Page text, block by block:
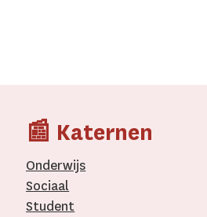
📰 Katernen
Onderwijs
Sociaal
Student